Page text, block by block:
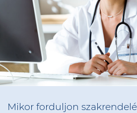
Mikor forduljon